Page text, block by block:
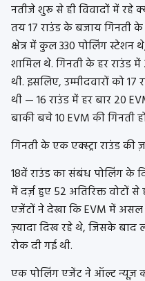
नतीजे शुरू से ही विवादों में रहे
तय 17 राउंड के बजाय गिनती के
क्षेत्र में कुल 330 पोलिंग स्टेशन
शामिल थे. गिनती के हर राउंड में
थी. इसलिए, उम्मीदवारों को 17
थी — 16 राउंड में हर बार 20
बाकी बचे 10 EVM की गिनती
गिनती के एक एक्स्ट्रा राउंड की
18वें राउंड का संबंध पोलिंग के
में दर्ज़ हुए 52 अतिरिक्त वोटों
एजेंटों ने देखा कि EVM में असल
ज़्यादा दिख रहे थे, जिसके बाद
रोक दी गई थी.
एक पोलिंग एजेंट ने ऑल्ट न्यूज़